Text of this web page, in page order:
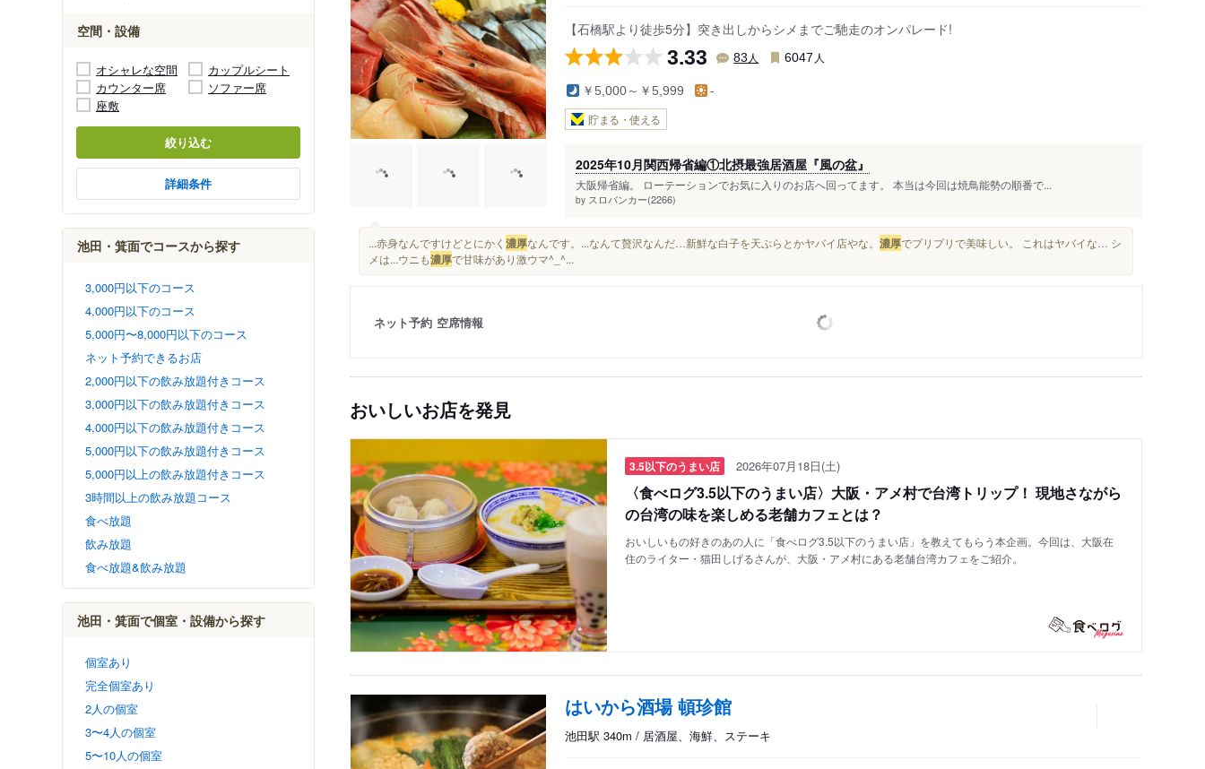
空間・設備
オシャレな空間
カップルシート
カウンター席
ソファー席
座敷
絞り込む
詳細条件
池田・箕面でコースから探す
3,000円以下のコース
4,000円以下のコース
5,000円〜8,000円以下のコース
ネット予約できるお店
2,000円以下の飲み放題付きコース
3,000円以下の飲み放題付きコース
4,000円以下の飲み放題付きコース
5,000円以下の飲み放題付きコース
5,000円以上の飲み放題付きコース
3時間以上の飲み放題コース
食べ放題
飲み放題
食べ放題&飲み放題
池田・箕面で個室・設備から探す
個室あり
完全個室あり
2人の個室
3〜4人の個室
5〜10人の個室
【石橋駅より徒歩5分】突き出しからシメまでご馳走のオンパレード!
3.33 83 人 6047 人
￥5,000～￥5,999 -
貯まる・使える
2025年10月関西帰省編①北摂最強居酒屋『風の盆』
大阪帰省編。 ローテーションでお気に入りのお店へ回ってます。 本当は今回は焼鳥能勢の順番で...
by スロバンカー(2266)
...赤身なんですけどとにかく 濃厚なんです。...なんて贅沢なんだ…新鮮な白子を天ぷらとかヤバイ店やな。 濃厚でプリプリで美味しい。 これはヤバイな… シ
メは...ウニも濃厚で甘味があり激ウマ^_^...
ネット予約 空席情報
おいしいお店を発見
3.5以下のうまい店 2026年07月18日(土)
〈食べログ3.5以下のうまい店〉大阪・アメ村で台湾トリップ！ 現地さながら
の台湾の味を楽しめる老舗カフェとは？
おいしいもの好きのあの人に「食べログ3.5以下のうまい店」を教えてもらう本企画。今回は、大阪在
住のライター・猫田しげるさんが、大阪・アメ村にある老舗台湾カフェをご紹介。
はいから酒場 頓珍館
池田駅 340m / 居酒屋、海鮮、ステーキ